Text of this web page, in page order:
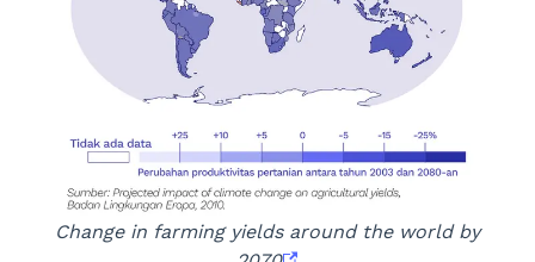
Change in farming yields around the world by